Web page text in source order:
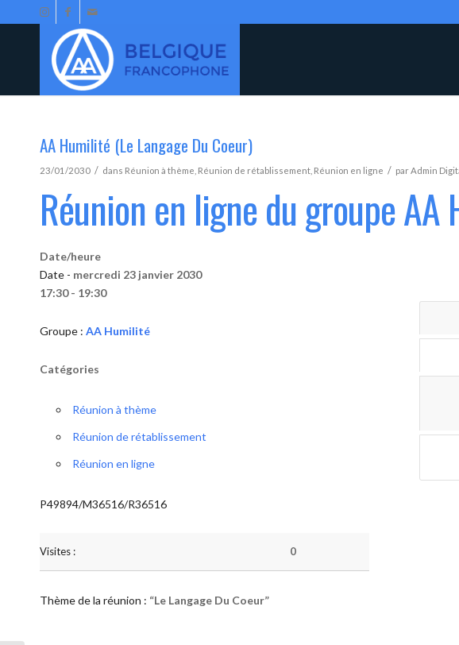
AA Humilité (Le Langage Du Coeur)
23/01/2030 / dans Réunion à thème Réunion de rétablissement Réunion en ligne / parAdmin
Réunion en ligne du groupe
Date/heure
Date - mercredi 23 janvier 2030
17:30 - 19:30
Groupe : AA Humilité
Catégories
Réunion à thème
Réunion de rétablissement
Réunion en ligne
P49894/M36516/R36516
Visites : 0
Thème de la réunion : “Le Langage Du Coeur”